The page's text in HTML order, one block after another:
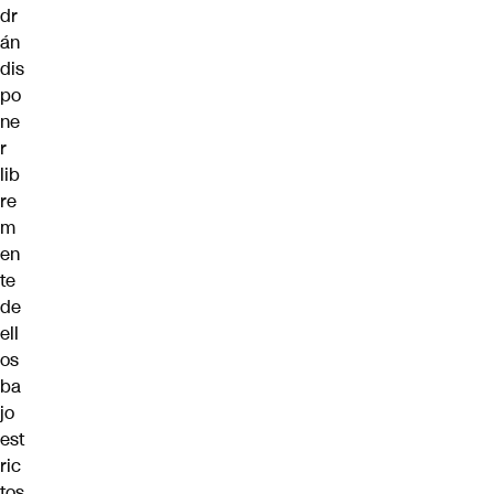
dr
án
dis
po
ne
r
lib
re
m
en
te
de
ell
os
ba
jo
est
ric